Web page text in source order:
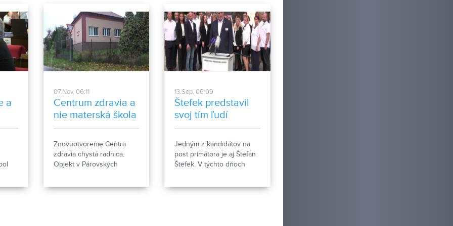
a
07.Nov, 06:11
Centrum zdravia a
nie materská škola
Znovuotvorenie Centra
zdravia chystá radnica.
Objekt v Párovských
13.Sep, 06:09
Štefek predstavil
svoj tím ľudí
Jedným z kandidátov na
post primátora je aj Štefan
Štefek. V týchto dňoch